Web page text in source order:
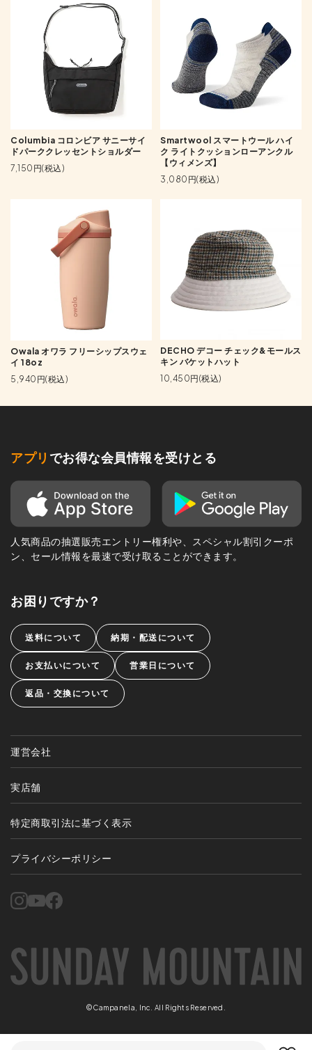
Columbia コロンビア サニーサイ
ドパーククレッセントショルダー
7,150円(税込)
Smartwool スマートウール ハイ
ク ライトクッションローアンクル
【ウィメンズ】
3,080円(税込)
Owala オワラ フリーシップスウェ
イ 18oz
5,940円(税込)
DECHO デコー チェック&モールス
キン バケットハット
10,450円(税込)
アプリ でお得な会員情報を受けとる
人気商品の抽選販売エントリー権利や、スペシャル割引クーポ
ン、セール情報を最速で受け取ることができます。
お困りですか？
送料について 納期・配送について
お支払いについて 営業日について
返品・交換について
運営会社
実店舗
特定商取引法に基づく表示
プライバシーポリシー
©Campanela, Inc. All Rights Reserved.